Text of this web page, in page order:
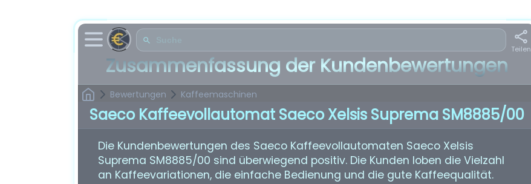
Teilen
Zusammenfassung der Kundenbewertungen
Bewertungen Kaffeemaschinen
Saeco Kaffeevollautomat Saeco Xelsis Suprema SM8885/00
Die Kundenbewertungen des Saeco Kaffeevollautomaten Saeco Xelsis
Suprema SM8885/00 sind überwiegend positiv. Die Kunden loben die Vielzahl
an Kaffeevariationen, die einfache Bedienung und die gute Kaffeequalität.